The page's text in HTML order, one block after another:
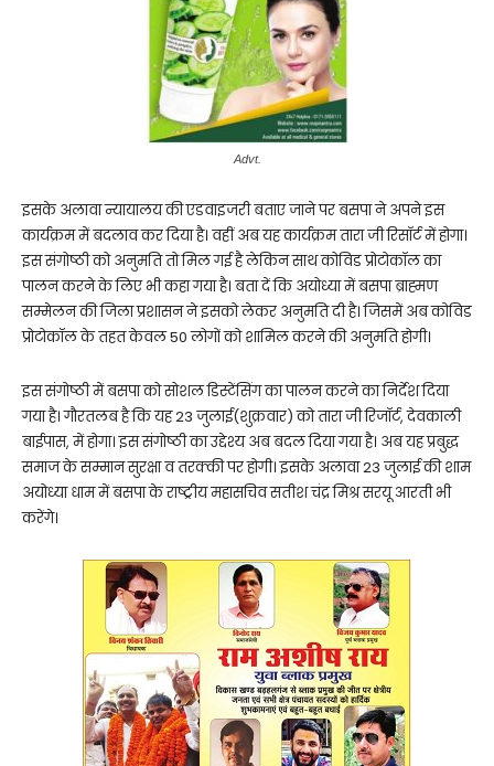
Advt.
इसके अलावा न्यायालय की एडवाइजरी बताए जाने पर बसपा ने अपने इस
कार्यक्रम में बदलाव कर दिया है। वहीं अब यह कार्यक्रम तारा जी रिसॉर्ट में होगा।
इस संगोष्ठी को अनुमति तो मिल गई है लेकिन साथ कोविड प्रोटोकॉल का
पालन करने के लिए भी कहा गया है। बता दें कि अयोध्या में बसपा ब्राह्मण
सम्मेलन की जिला प्रशासन ने इसको लेकर अनुमति दी है। जिसमें अब कोविड
प्रोटोकॉल के तहत केवल 50 लोगों को शामिल करने की अनुमति होगी।
इस संगोष्ठी में बसपा को सोशल डिस्टेंसिंग का पालन करने का निर्देश दिया
गया है। गौरतलब है कि यह 23 जुलाई(शुक्रवार) को तारा जी रिजॉर्ट, देवकाली
बाईपास, में होगा। इस संगोष्ठी का उद्देश्य अब बदल दिया गया है। अब यह प्रबुद्ध
समाज के सम्मान सुरक्षा व तरक्की पर होगी। इसके अलावा 23 जुलाई की शाम
अयोध्या धाम में बसपा के राष्ट्रीय महासचिव सतीश चंद्र मिश्र सरयू आरती भी
करेंगे।